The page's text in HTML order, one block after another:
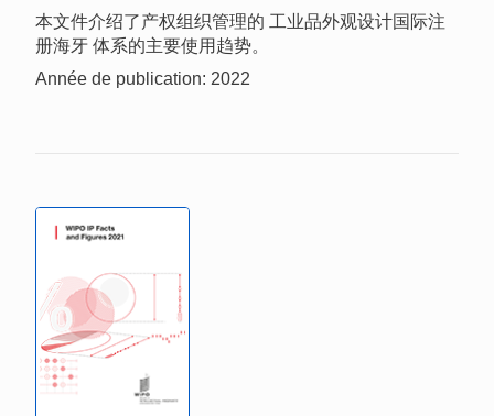
本文件介绍了产权组织管理的 工业品外观设计国际注
册海牙 体系的主要使用趋势。
Année de publication: 2022